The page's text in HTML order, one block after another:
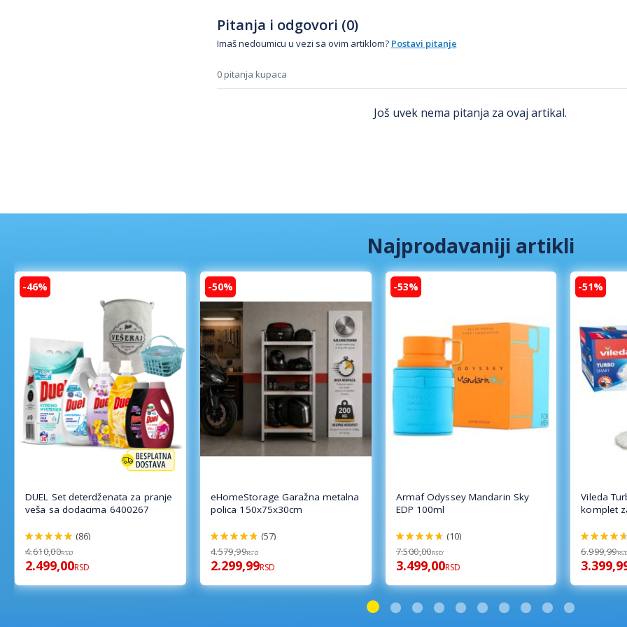
Pitanja i odgovori (0)
Imaš nedoumicu u vezi sa ovim artiklom? Postavi pitanje
0 pitanja kupaca
Još uvek nema pitanja za ovaj artikal.
Najprodavaniji artikli
-46%
DUEL Set deterdženata za pranje
veša sa dodacima 6400267
98%
(86)
4.610,00RSD
2.499,00RSD
-50%
eHomeStorage Garažna metalna
polica 150x75x30cm
96%
(57)
4.579,99RSD
2.299,99RSD
-53%
Armaf Odyssey Mandarin Sky
EDP 100ml
94%
(10)
7.500,00RSD
3.499,00RSD
-51%
Vileda
komplet
92%
6.999,99